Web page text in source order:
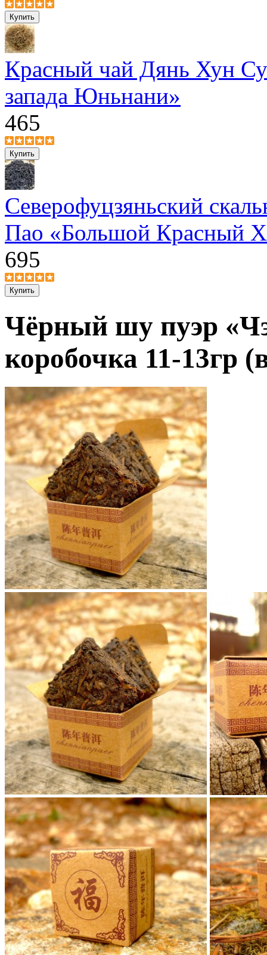
Красный чай Дянь Хун
запада Юньнани»
465
Северофуцзяньский
Пао «Большой Красный
695
Чёрный шу пуэр
коробочка 11-13гр